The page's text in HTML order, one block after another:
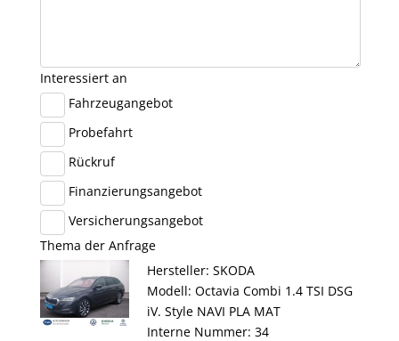
Interessiert an
Fahrzeugangebot
Probefahrt
Rückruf
Finanzierungsangebot
Versicherungsangebot
Thema der Anfrage
Hersteller: SKODA
Modell: Octavia Combi 1.4 TSI DSG
iV. Style NAVI PLA MAT
Interne Nummer: 34